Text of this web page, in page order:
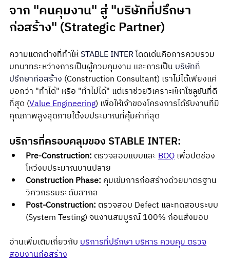
จาก "คนคุมงาน" สู่ "บริษัทที่ปรึกษา
ก่อสร้าง" (Strategic Partner)
ความแตกต่างที่ทำให้ STABLE INTER โดดเด่นคือการควบรวม
บทบาทระหว่างการเป็นผู้ควบคุมงาน และการเป็น บริษัทที่
ปรึกษาก่อสร้าง (Construction Consultant) เราไม่ได้เพียงแค่
บอกว่า "ทำได้" หรือ "ทำไม่ได้" แต่เราช่วยวิเคราะห์หาโซลูชันที่ดี
ที่สุด (Value Engineering) เพื่อให้เจ้าของโครงการได้รับงานที่มี
คุณภาพสูงสุดภายใต้งบประมาณที่คุ้มค่าที่สุด
บริการที่ครอบคลุมของ STABLE INTER:
Pre-Construction: ตรวจสอบแบบและ BOQ เพื่อปิดช่อง
โหว่งบประมาณบานปลาย
Construction Phase: คุมเข้มการก่อสร้างด้วยมาตรฐาน
วิศวกรรมระดับสากล
Post-Construction: ตรวจสอบ Defect และทดสอบระบบ
(System Testing) จนงานสมบูรณ์ 100% ก่อนส่งมอบ
อ่านเพิ่มเติมเกี่ยวกับ บริการที่ปรึกษา บริหาร ควบคุม ตรวจ
สอบงานก่อสร้าง